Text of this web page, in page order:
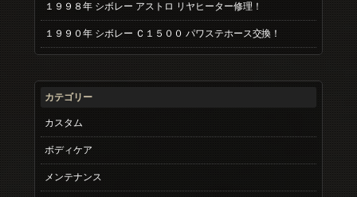
１９９８年 シボレー アストロ リヤヒーター修理！
１９９０年 シボレー Ｃ１５００ パワステホース交換！
カテゴリー
カスタム
ボディケア
メンテナンス